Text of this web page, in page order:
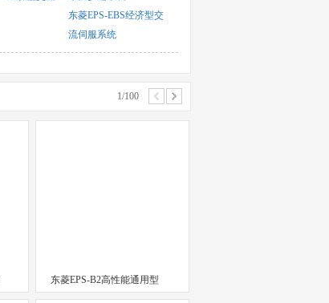
东菱EPS-EBS经济型交
流伺服系统
1/100
东菱EPS-B2高性能通用型